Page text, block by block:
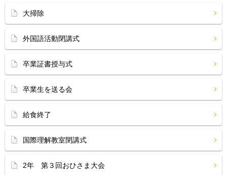
大掃除
外国語活動閉講式
卒業証書授与式
卒業生を送る会
給食終了
国際理解教室閉講式
2年 第３回おひさま大会